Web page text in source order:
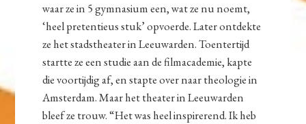
waar ze in 5 gymnasium een, wat ze nu noemt,
‘heel pretentieus stuk’ opvoerde. Later ontdekte
ze het stadstheater in Leeuwarden. Toentertijd
startte ze een studie aan de filmacademie, kapte
die voortijdig af, en stapte over naar theologie in
Amsterdam. Maar het theater in Leeuwarden
bleef ze trouw. “Het was heel inspirerend. Ik heb